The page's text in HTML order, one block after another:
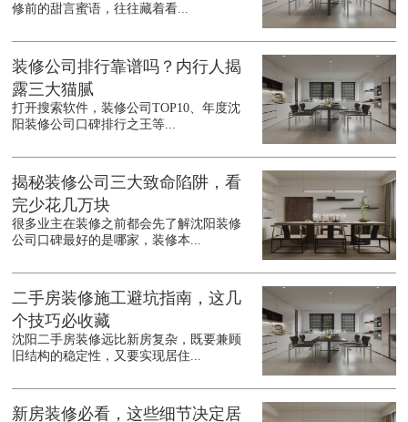
修前的甜言蜜语，往往藏着看...
装修公司排行靠谱吗？内行人揭
露三大猫腻
打开搜索软件，装修公司TOP10、年度沈
阳装修公司口碑排行之王等...
揭秘装修公司三大致命陷阱，看
完少花几万块
很多业主在装修之前都会先了解沈阳装修
公司口碑最好的是哪家，装修本...
二手房装修施工避坑指南，这几
个技巧必收藏
沈阳二手房装修远比新房复杂，既要兼顾
旧结构的稳定性，又要实现居住...
新房装修必看，这些细节决定居